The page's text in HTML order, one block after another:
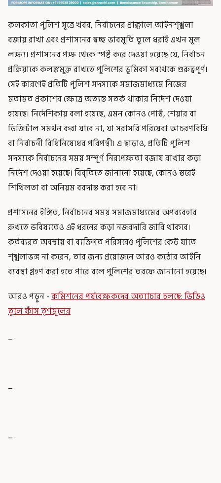
কলকাতা পুলিশ সূত্রে খবর, নির্বাচনের প্রাক্কালে আইনশৃঙ্খলা
বজায় রাখা এবং প্রশাসনের স্বচ্ছ ভাবমূর্তি তুলে ধরাই এখন মূল
লক্ষ্য। প্রশাসনের পক্ষ থেকে স্পষ্ট করে দেওয়া হয়েছে যে, নির্বাচন
প্রক্রিয়াকে কলঙ্কমুক্ত রাখতে পুলিশের ভূমিকা সবথেকে গুরুত্বপূর্ণ।
সেই কারণেই প্রতিটি পুলিশ সদস্যকে সমাজমাধ্যমে নিজের
মতামত প্রকাশের ক্ষেত্রে অত্যন্ত সতর্ক থাকার নির্দেশ দেওয়া
হয়েছে। নির্দেশিকায় বলা হয়েছে, এমন কোনও পোস্ট, শেয়ার বা
ডিজিটাল সমর্থন করা যাবে না, যা সরাসরি পরিষেবা আচরণবিধি
বা নির্বাচনী বিধিনিষেধের পরিপন্থী। এ ছাড়াও, প্রতিটি পুলিশ
সদস্যকে নির্বাচনের সময় সম্পূর্ণ নিরপেক্ষতা বজায় রাখার কড়া
নির্দেশ দেওয়া হয়েছে। বিবৃতিতে জানানো হয়েছে, কোনও স্তরেই
শিথিলতা বা অনিয়ম বরদাস্ত করা হবে না।
প্রশাসনের ইঙ্গিত, নির্বাচনের সময় সমাজমাধ্যমের অপব্যবহার
রুখতে ভবিষ্যতেও এই ধরনের কড়া নজরদারি জারি থাকবে।
কর্তব্যরত অবস্থায় বা ব্যক্তিগত পরিসরেও পুলিশের কেউ যাতে
শৃঙ্খলাভঙ্গ না করেন, তার জন্য প্রয়োজনে আরও কঠোর আইনি
ব্যবস্থা গ্রহণ করা হতে পারে বলে পুলিশের তরফে জানানো হয়েছে।
আরও পড়ুন -কমিশনের পর্যবেক্ষকদের অত্যাচার চলছে: ভিডিও
তুলে ফাঁস তৃণমূলের
_
_
_